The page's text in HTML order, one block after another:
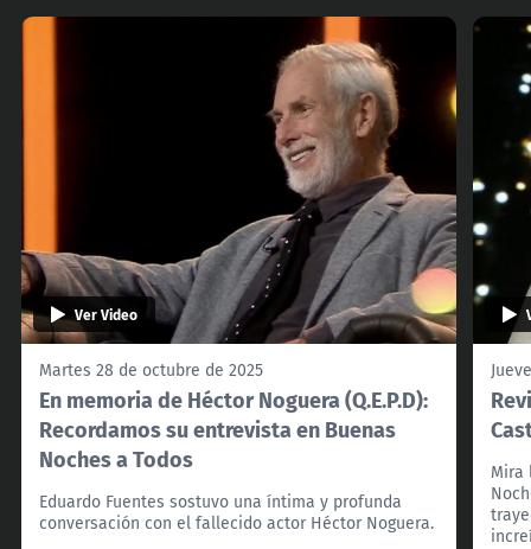
Ver Video
Martes 28 de octubre de 2025
En memoria de Héctor Noguera (Q.E.P.D):
Recordamos su entrevista en Buenas
Noches a Todos
Eduardo Fuentes sostuvo una íntima y profunda
conversación con el fallecido actor Héctor Noguera.
Mira